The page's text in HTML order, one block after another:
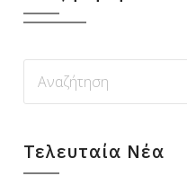
Τελευταία Νέα